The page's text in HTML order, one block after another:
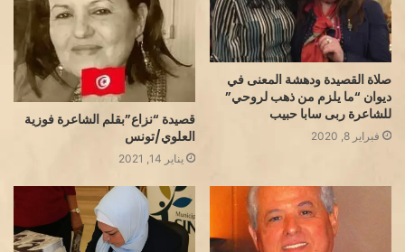
صلاة القصيدة ودهشة المعنى في
ديوان “ما يلزم من ذهب لروحي”
للشاعرة ربى سابا حبيب
فبراير 8, 2020
قصيدة “نزاع”بقلم الشاعرة فوزية
العلوي/تونس
يناير 14, 2021